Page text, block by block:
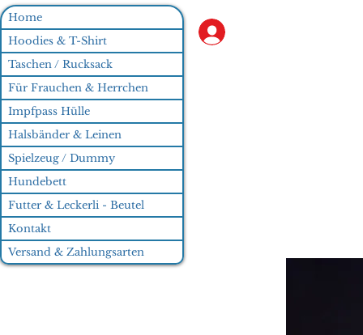
Home
Hoodies & T-Shirt
Taschen / Rucksack
Für Frauchen & Herrchen
Impfpass Hülle
Halsbänder & Leinen
Spielzeug / Dummy
Hundebett
Futter & Leckerli - Beutel
Kontakt
Versand & Zahlungsarten